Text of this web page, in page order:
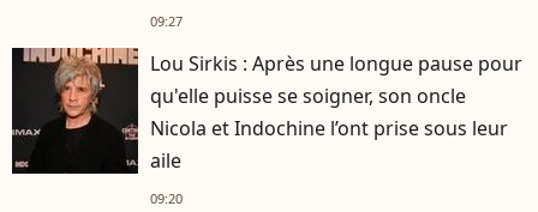
Cotillard
09:27
Lou Sirkis : Après une longue pause pour
qu'elle puisse se soigner, son oncle
Nicola et Indochine l’ont prise sous leur
aile
09:20